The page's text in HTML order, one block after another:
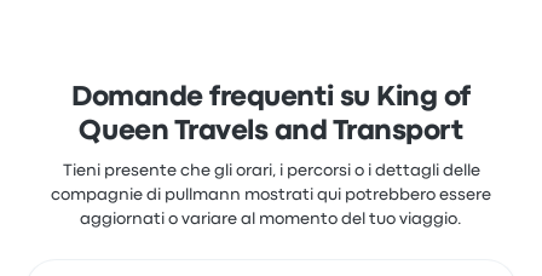
Domande frequenti su King of
Queen Travels and Transport
Tieni presente che gli orari, i percorsi o i dettagli delle
compagnie di pullmann mostrati qui potrebbero essere
aggiornati o variare al momento del tuo viaggio.